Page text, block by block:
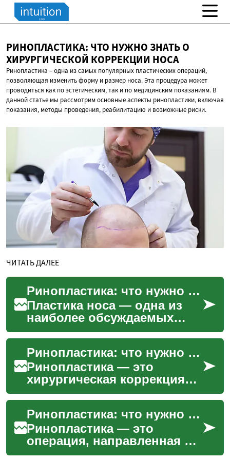
РИНОПЛАСТИКА: ЧТО НУЖНО ЗНАТЬ О
ХИРУРГИЧЕСКОЙ КОРРЕКЦИИ НОСА
Ринопластика – одна из самых популярных пластических операций,
позволяющая изменить форму и размер носа. Эта процедура может
проводиться как по эстетическим, так и по медицинским показаниям. В
данной статье мы рассмотрим основные аспекты ринопластики, включая
показания, методы проведения, реабилитацию и возможные риски.
ЧИТАТЬ ДАЛЕЕ
Ринопластика: что нужно знать о пластике носа
Пластика носа — одна из
наиболее обсуждаемых
операций в области
эстетической и
восстановительной
хирургии. Решение об...
Ринопластика: что нужно знать о коррекции носа
Ринопластика — это
хирургическая коррекция
формы и функции носа,
которая может сочетать
эстетические и
медицинские це...
Ринопластика: что нужно знать о хирургии носа
Ринопластика — это
операция, направленная на
изменение формы и